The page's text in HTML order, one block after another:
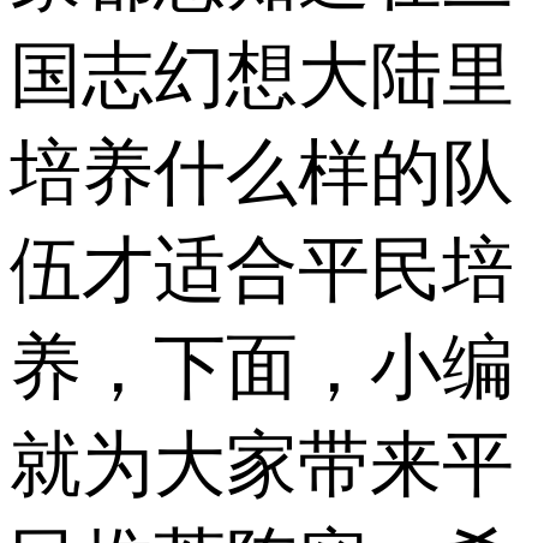
国志幻想大陆里
培养什么样的队
伍才适合平民培
养，下面，小编
就为大家带来平